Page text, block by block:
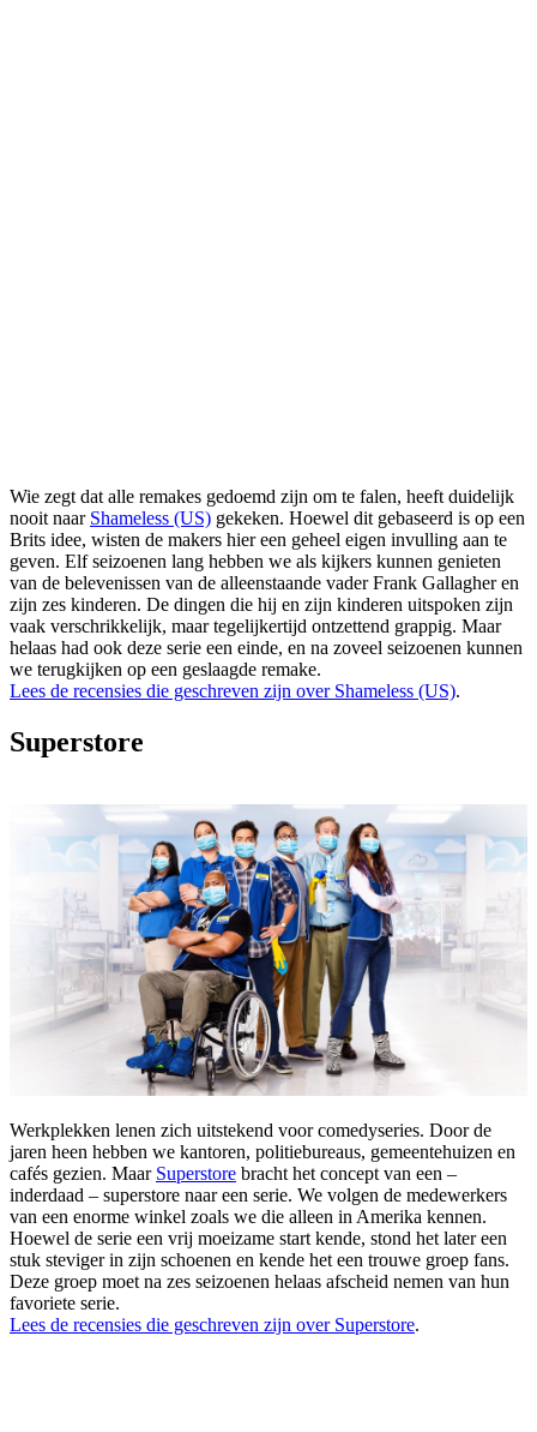
Wie zegt dat alle remakes gedoemd zijn om te falen, heeft duidelijk
nooit naar Shameless (US) gekeken. Hoewel dit gebaseerd is op een
Brits idee, wisten de makers hier een geheel eigen invulling aan te
geven. Elf seizoenen lang hebben we als kijkers kunnen genieten
van de belevenissen van de alleenstaande vader Frank Gallagher en
zijn zes kinderen. De dingen die hij en zijn kinderen uitspoken zijn
vaak verschrikkelijk, maar tegelijkertijd ontzettend grappig. Maar
helaas had ook deze serie een einde, en na zoveel seizoenen kunnen
we terugkijken op een geslaagde remake.
Lees de recensies die geschreven zijn over Shameless (US).
Superstore
Werkplekken lenen zich uitstekend voor comedyseries. Door de
jaren heen hebben we kantoren, politiebureaus, gemeentehuizen en
cafés gezien. Maar Superstore bracht het concept van een –
inderdaad – superstore naar een serie. We volgen de medewerkers
van een enorme winkel zoals we die alleen in Amerika kennen.
Hoewel de serie een vrij moeizame start kende, stond het later een
stuk steviger in zijn schoenen en kende het een trouwe groep fans.
Deze groep moet na zes seizoenen helaas afscheid nemen van hun
favoriete serie.
Lees de recensies die geschreven zijn over Superstore.